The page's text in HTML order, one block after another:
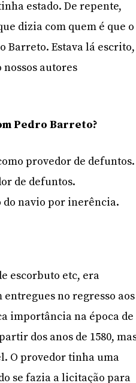
estado. De repente,
dizia com quem é que o
Barreto. Estava lá escrito,
autores
Pedro Barreto?
provedor de defuntos.
de defuntos.
do navio por inerência.
escorbuto etc, era
no regresso aos
importância na época de
dos anos de 1580,
O provedor tinha uma
se fazia a licitação para